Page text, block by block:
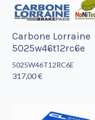
Carbone Lorraine
5025w46t12rc6e
5025W46T12RC6E
317,00 €